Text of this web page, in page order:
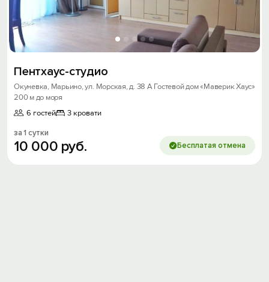
Пентхаус-студио
Окуневка, Марьино, ул. Морская, д. 38 А Гостевой дом «Маверик Хаус»
200 м до моря
6 гостей
3 кровати
за 1 сутки
10 000 руб. Бесплатая отмена
Скидка −5%
Войти или Зарегистрироваться
Войти